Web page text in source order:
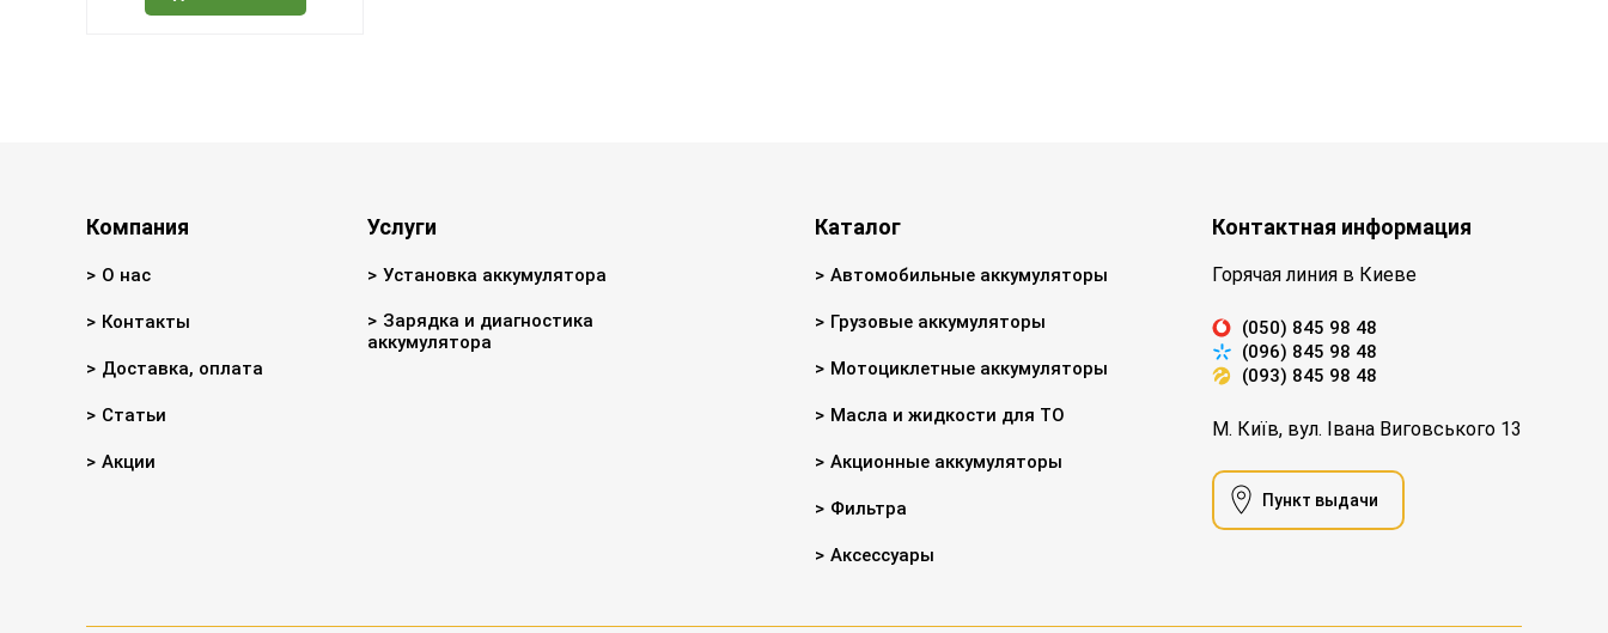
Компания
О нас
Контакты
Доставка, оплата
Статьи
Акции
Услуги
Установка аккумулятора
Зарядка и диагностика
аккумулятора
Каталог
Автомобильные аккумуляторы
Грузовые аккумуляторы
Мотоциклетные аккумуляторы
Масла и жидкости для ТО
Акционные аккумуляторы
Фильтра
Аксессуары
Контактная информация
Горячая линия в Киеве
(050) 845 98 48
(096) 845 98 48
(093) 845 98 48
М. Київ, вул. Івана Виговського 13
Пункт выдачи